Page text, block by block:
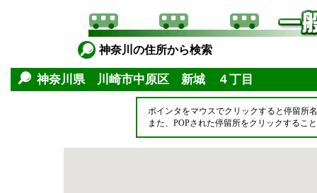
神奈川の住所から検索
神奈川県 川崎市中原区 新城 ４丁目
ポインタをマウスでクリックすると停留所
また、POPされた停留所をクリックするこ